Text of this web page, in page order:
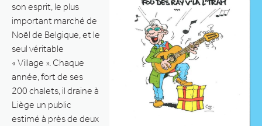
son esprit, le plus
important marché de
Noël de Belgique, et le
seul véritable
« Village ». Chaque
année, fort de ses
200 chalets, il draine à
Liège un public
estimé à près de deux